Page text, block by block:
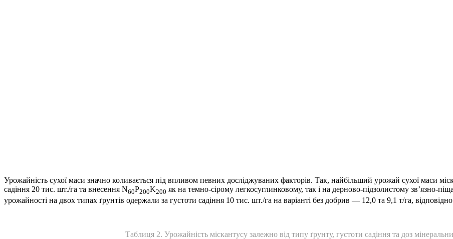
Урожайність сухої маси значно коливається під впливом певних досліджуваних факторів. Так, найбільший урожай сухої маси
садіння 20 тис. шт./га та внесення N60P200K200 як на темно-сірому легкосуглинковому, так і на дерново-підзолистому зв’язно-
урожайності на двох типах ґрунтів одержали за густоти садіння 10 тис. шт./га на варіанті без добрив — 12,0 та 9,1 т/га,
Таблиця 2. Урожайність міскантусу залежно від типу ґрунту, густоти садіння та доз